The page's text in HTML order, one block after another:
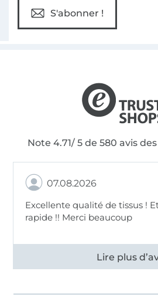
S'abonner !
Note 4.71/ 5 de 580 avis
07.08.2026
Excellente qualité de tissus !
rapide !! Merci beaucoup
Voir tous les 11497